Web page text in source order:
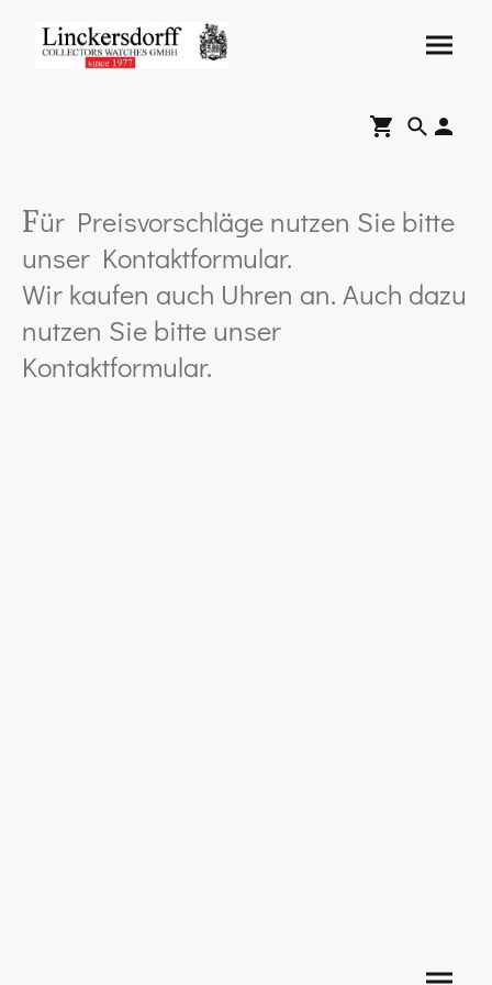
Für Preisvorschläge nutzen Sie bitte
unser Kontaktformular.
Wir kaufen auch Uhren an. Auch dazu
nutzen Sie bitte unser
Kontaktformular.